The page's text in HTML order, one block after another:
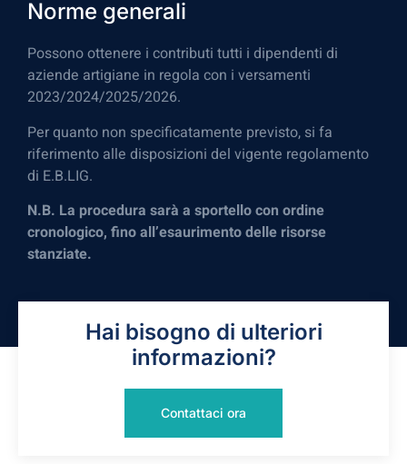
Norme generali
Possono ottenere i contributi tutti i dipendenti di
aziende artigiane in regola con i versamenti
2023/2024/2025/2026.
Per quanto non specificatamente previsto, si fa
riferimento alle disposizioni del vigente regolamento
di E.B.LIG.
N.B. La procedura sarà a sportello con ordine
cronologico, fino all’esaurimento delle risorse
stanziate.
Hai bisogno di ulteriori
informazioni?
Contattaci ora